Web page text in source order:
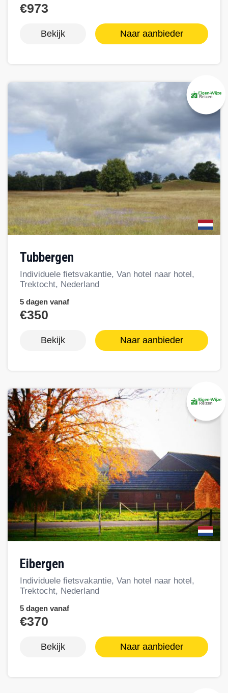
€973
Bekijk Naar aanbieder
Tubbergen
Individuele fietsvakantie, Van hotel naar hotel,
Trektocht, Nederland
5 dagen vanaf
€350
Bekijk Naar aanbieder
Eibergen
Individuele fietsvakantie, Van hotel naar hotel,
Trektocht, Nederland
5 dagen vanaf
€370
Bekijk Naar aanbieder